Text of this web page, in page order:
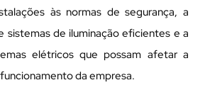
às normas de segurança, a
sistemas de iluminação eficientes e a
elétricos que possam afetar a
da empresa.